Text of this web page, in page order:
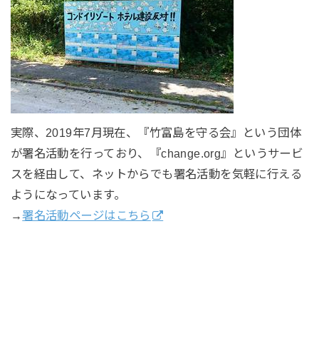
実際、2019年7月現在、『竹富島を守る会』という団体
が署名活動を行っており、『change.org』というサービ
スを経由して、ネットからでも署名活動を気軽に行える
ようになっています。
→署名活動ページはこちら